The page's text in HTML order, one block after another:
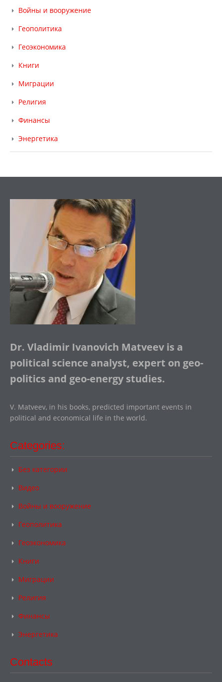
Войны и вооружение
Геополитика
Геоэкономика
Книги
Миграции
Религия
Финансы
Энергетика
Dr. Vladimir Ivanovich Matveev is a
political science analyst, expert on geo-
politics and geo-energy studies.
V. Matveev, in his books, predicted important events in
political and economical life in the world.
Categories:
Без категории
Видео
Войны и вооружение
Геополитика
Геоэкономика
Книги
Миграции
Религия
Финансы
Энергетика
Contacts